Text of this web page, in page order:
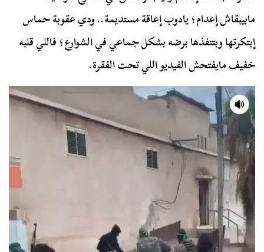
مابيبقاش إعدام؛ يادوب إعاقة مستديمة.. ودي عقوبة حماس
إبتكرتها وبتنفذها برضه بشكل جماعي في الشوارع؛ فاللي قلبه
خفيف مايفتحش الفيديو اللي تحت الفقرة.